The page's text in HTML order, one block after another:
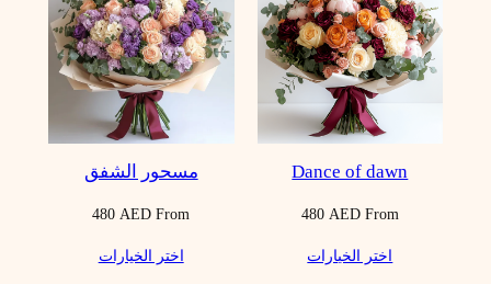
Dance of dawn
From
480 AED
اختر الخيارات
مسحور الشفق
From
480AED
اختر الخيارات